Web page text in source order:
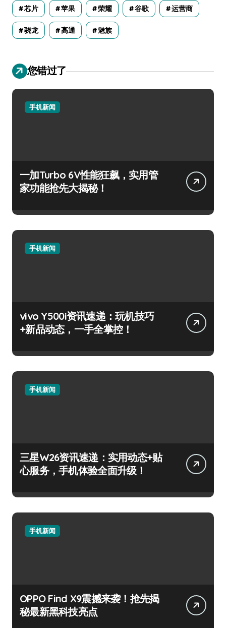
芯片 苹果 荣耀 谷歌 运营商
骁龙 高通 魅族
您错过了
手机新闻
一加Turbo 6V性能狂飙，实用管
家功能抢先大揭秘！
手机新闻
vivo Y500i资讯速递：玩机技巧
+新品动态，一手全掌控！
手机新闻
三星W26资讯速递：实用动态+贴
心服务，手机体验全面升级！
手机新闻
OPPO Find X9震撼来袭！抢先揭
秘最新黑科技亮点